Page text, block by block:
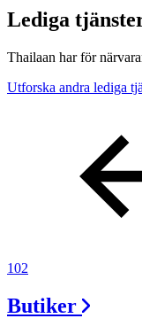
Lediga
Thailaan har för
Utforska andra lediga
102
Butiker